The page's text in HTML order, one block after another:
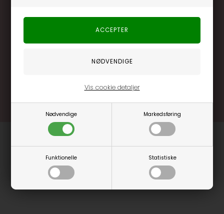
Nødvendige Markedsføring
Funktionelle Statistiske
Vis cookie detaljer
.... og mange flere fordele
Læs mere og bliv medlem